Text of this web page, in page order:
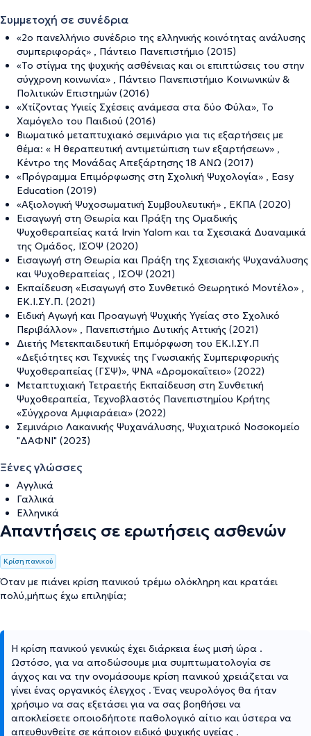
Συμμετοχή σε συνέδρια
«2o πανελλήνιο συνέδριο της ελληνικής κοινότητας ανάλυσης
συμπεριφοράς» , Πάντειο Πανεπιστήμιο (2015)
«Το στίγμα της ψυχικής ασθένειας και οι επιπτώσεις του στην
σύγχρονη κοινωνία» , Πάντειο Πανεπιστήμιο Κοινωνικών &
Πολιτικών Επιστημών (2016)
«Χτίζοντας Υγιείς Σχέσεις ανάμεσα στα δύο Φύλα», Το
Χαμόγελο του Παιδιού (2016)
Βιωματικό μεταπτυχιακό σεμινάριο για τις εξαρτήσεις με
θέμα: « Η θεραπευτική αντιμετώπιση των εξαρτήσεων» ,
Κέντρο της Μονάδας Απεξάρτησης 18 ΑΝΩ (2017)
«Πρόγραμμα Επιμόρφωσης στη Σχολική Ψυχολογία» , Easy
Education (2019)
«Αξιολογική Ψυχοσωματική Συμβουλευτική» , ΕΚΠΑ (2020)
Εισαγωγή στη Θεωρία και Πράξη της Ομαδικής
Ψυχοθεραπείας κατά Ιrvin Yalom και τα Σχεσιακά Δυαναμικά
της Ομάδος, ΙΣΟΨ (2020)
Εισαγωγή στη Θεωρία και Πράξη της Σχεσιακής Ψυχανάλυσης
και Ψυχοθεραπείας , ΙΣΟΨ (2021)
Εκπαίδευση «Εισαγωγή στο Συνθετικό Θεωρητικό Μοντέλο» ,
ΕΚ.Ι.ΣΥ.Π. (2021)
Ειδική Αγωγή και Προαγωγή Ψυχικής Υγείας στο Σχολικό
Περιβάλλον» , Πανεπιστήμιο Δυτικής Αττικής (2021)
Διετής Μετεκπαιδευτική Επιμόρφωση του ΕΚ.Ι.ΣΥ.Π
«Δεξιότητες κσι Τεχνικές της Γνωσιακής Συμπεριφορικής
Ψυχοθεραπείας (ΓΣΨ)», ΨΝΑ «Δρομοκαΐτειο» (2022)
Μεταπτυχιακή Τετραετής Εκπαίδευση στη Συνθετική
Ψυχοθεραπεία, Τεχνοβλαστός Πανεπιστημίου Κρήτης
«Σύγχρονα Αμφιαράεια» (2022)
Σεμινάριο Λακανικής Ψυχανάλυσης, Ψυχιατρικό Νοσοκομείο
"ΔΑΦΝΙ" (2023)
Ξένες γλώσσες
Αγγλικά
Γαλλικά
Ελληνικά
Απαντήσεις σε ερωτήσεις ασθενών
Κρίση πανικού
Όταν με πιάνει κρίση πανικού τρέμω ολόκληρη και κρατάει
πολύ,μήπως έχω επιληψία;
Η κρίση πανικού γενικώς έχει διάρκεια έως μισή ώρα .
Ωστόσο, για να αποδώσουμε μια συμπτωματολογία σε
άγχος και να την ονομάσουμε κρίση πανικού χρειάζεται να
γίνει ένας οργανικός έλεγχος . Ένας νευρολόγος θα ήταν
χρήσιμο να σας εξετάσει για να σας βοηθήσει να
αποκλείσετε οποιοδήποτε παθολογικό αίτιο και ύστερα να
απευθυνθείτε σε κάποιον ειδικό ψυχικής υγείας .